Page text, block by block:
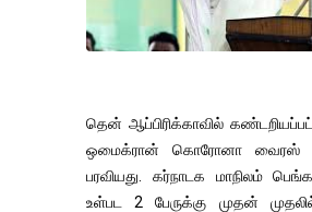
தென் ஆப்பிரிக்காவில்
ஒமைக்ரான் கொரோனா வைரஸ்
பரவியது. கர்நாடக மாநிலம்
உள்பட 2 பேருக்கு முதன்